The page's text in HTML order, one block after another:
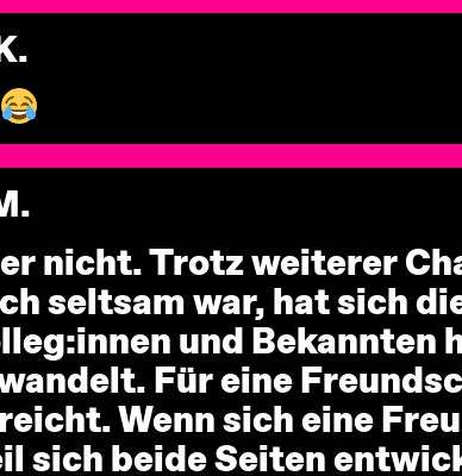
nicht. Trotz weiterer
seltsam war, hat sich
und Bekannten
Für eine
Wenn sich eine
sich beide Seiten